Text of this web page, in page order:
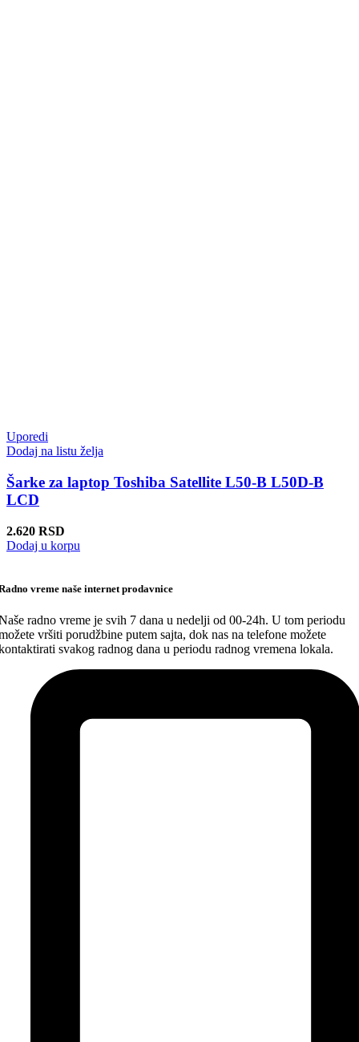
Uporedi
Dodaj na listu želja
Šarke za laptop Toshiba Satellite L50-B L50D-B
LCD
2.620 RSD
Dodaj u korpu
vreme naše internet prodavnice
radno vreme je svih 7 dana u nedelji od 00-24h. U tom periodu
vršiti porudžbine putem sajta, dok nas na telefone možete
svakog radnog dana u periodu radnog vremena lokala.